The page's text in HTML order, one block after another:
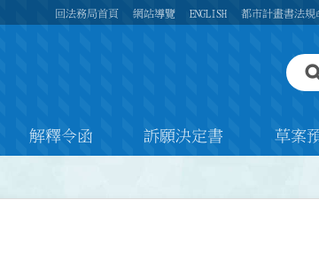
回法務局首頁 網站導覽 ENGLISH 都市計畫書法規
解釋令函 訴願決定書 草案